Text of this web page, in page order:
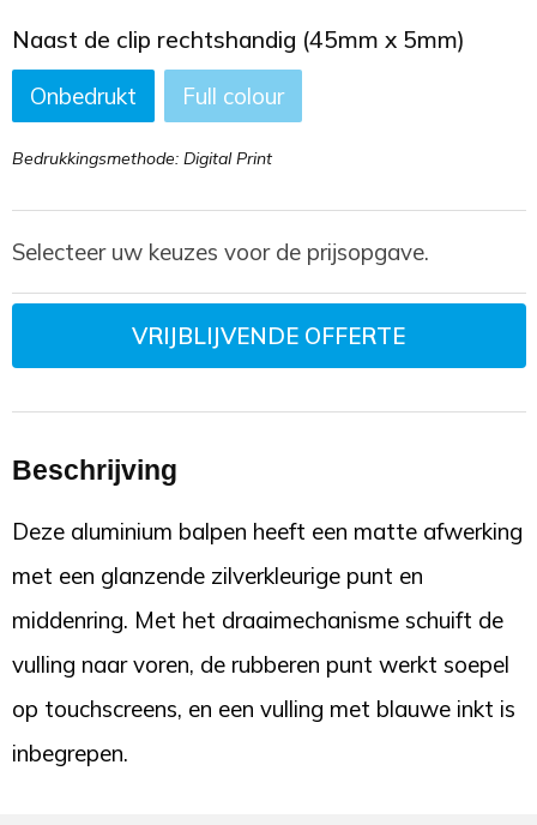
Naast de clip rechtshandig (45mm x 5mm)
Onbedrukt
Full colour
Bedrukkingsmethode: Digital Print
Selecteer uw keuzes voor de prijsopgave.
VRIJBLIJVENDE OFFERTE
Beschrijving
Deze aluminium balpen heeft een matte afwerking
met een glanzende zilverkleurige punt en
middenring. Met het draaimechanisme schuift de
vulling naar voren, de rubberen punt werkt soepel
op touchscreens, en een vulling met blauwe inkt is
inbegrepen.